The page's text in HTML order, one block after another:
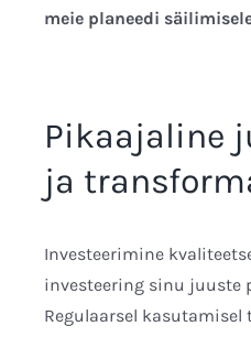
meie planeedi
Pikaajaline
ja
Investeerimine
investeering sinu juuste
Regulaarsel kasutamisel